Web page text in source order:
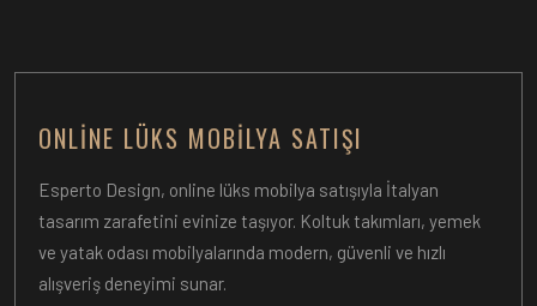
ONLINE LÜKS MOBILYA SATIŞI
Esperto Design, online lüks mobilya satışıyla İtalyan
tasarım zarafetini evinize taşıyor. Koltuk takımları, yemek
ve yatak odası mobilyalarında modern, güvenli ve hızlı
alışveriş deneyimi sunar.